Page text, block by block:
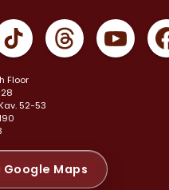
>
Baru >
>
>
Abang >
>
>
Baru >
Floor
52-53
Maps